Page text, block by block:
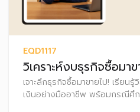
EQD1117
วิเคราะห์งบธุรกิจซื้อมาข
เจาะลึกธุรกิจซื้อมาขายไป! เรียนรู้
เงินอย่างมืออาชีพ พร้อมกรณีศึก